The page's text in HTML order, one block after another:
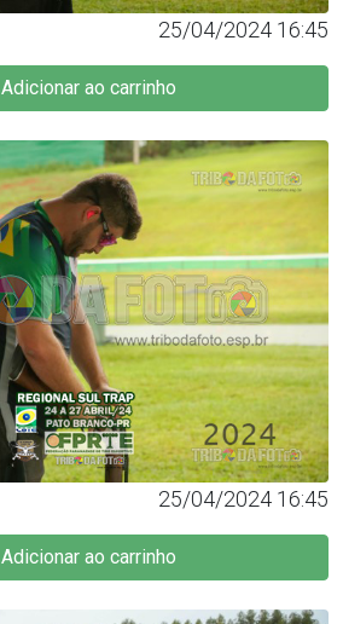
25/04/2024 16:45
Adicionar ao carrinho
25/04/2024 16:45
Adicionar ao carrinho